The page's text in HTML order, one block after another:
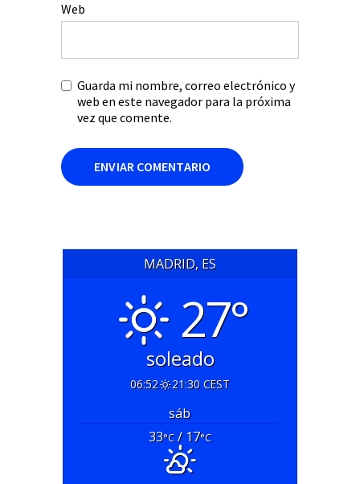
Web
Guarda mi nombre, correo electrónico y
web en este navegador para la próxima
vez que comente.
MADRID, ES
27°
soleado
06:52 21:30 CEST
sáb
33°C/ 17°C